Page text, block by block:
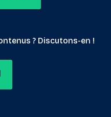
? Discutons-en !